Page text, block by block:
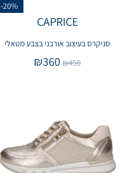
-20%
CAPRICE
סניקרס בעיצוב אורבני בצבע מטאלי
₪450
₪360